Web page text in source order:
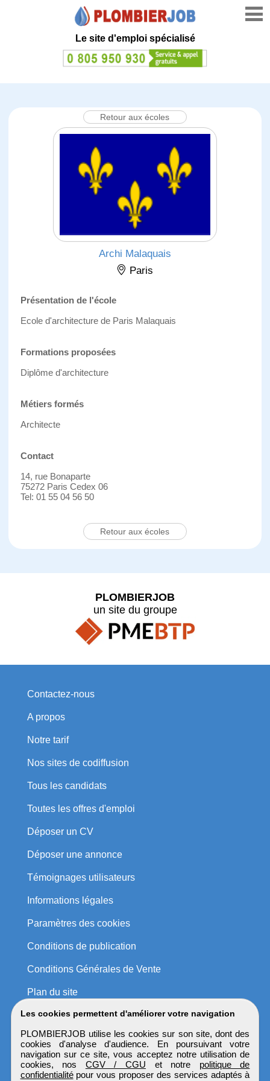
Le site d'emploi spécialisé
Retour aux écoles
Archi Malaquais
Paris
Présentation de l'école
Ecole d'architecture de Paris Malaquais
Formations proposées
Diplôme d'architecture
Métiers formés
Architecte
Contact
14, rue Bonaparte
75272 Paris Cedex 06
Tel: 01 55 04 56 50
Retour aux écoles
Les cookies permettent d'améliorer votre navigation
PLOMBIERJOB utilise les cookies sur son site, dont des
cookies d'analyse d'audience. En poursuivant votre
navigation sur ce site, vous acceptez notre utilisation de
cookies, nos CGV / CGU et notre politique de
confidentialitépour vous proposer des services adaptés à
PLOMBIERJOB
un site du groupe
Contactez-nous
A propos
Notre tarif
Nos sites de codiffusion
Tous les candidats
Toutes les offres d'emploi
Déposer un CV
Déposer une annonce
Témoignages utilisateurs
Informations légales
Paramètres des cookies
Conditions de publication
Conditions Générales de Vente
Plan du site